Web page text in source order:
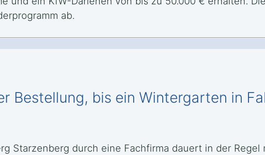
ab.
Bestellung, bis ein Wintergarten in
Starzenberg durch eine Fachfirma dauert in der Regel